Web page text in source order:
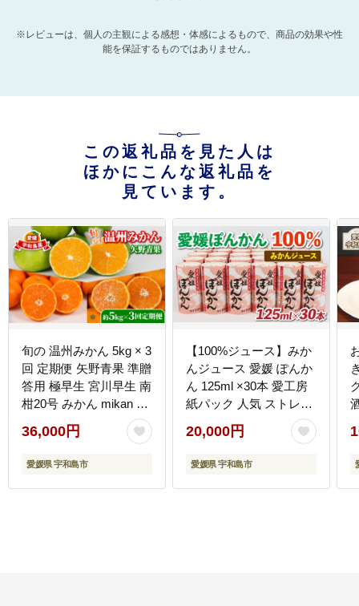
※レビューは、個人の主観による感想・体感によるもので、商品の効果や性
能を保証するものではありません。
この返礼品を見た人は
ほかにこんな返礼品を
見ています。
旬の 温州みかん 5kg × 3
回 定期便 矢野青果 準贈
答用 極早生 宮川早生 南
柑20号 みかん mikan 愛
媛みかん 愛媛ミカン 愛
媛蜜柑 果物 くだもの フ
ルーツ 濃厚 甘い 甘味
直送 数量限定 国産 愛媛
36,000円
愛媛県 宇和島市
【100%ジュース】みか
んジュース 愛媛 ぽんか
ん 125ml ×30本 愛工房
紙パック 人気 ストレー
ト 蜜柑 mikan ポンカン
柑橘 国産 愛媛 宇和島
H020-034008
20,000円
愛媛県 宇和島市